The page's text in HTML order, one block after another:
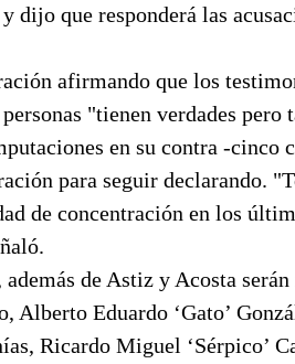
dijo que responderá las
afirmando que los
"tienen verdades pero
en su contra -cinco
para seguir declarando.
de concentración en los
de Astiz y Acosta
Alberto Eduardo ‘Gato’
Ricardo Miguel ‘Sérpico’